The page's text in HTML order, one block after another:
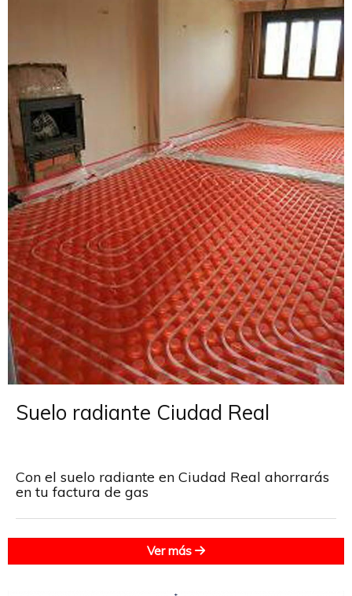
Suelo radiante Ciudad Real
Con el suelo radiante en Ciudad Real ahorrarás
en tu factura de gas
Ver más